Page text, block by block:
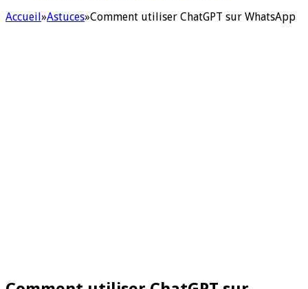
Accueil»Astuces»Comment utiliser ChatGPT sur WhatsApp